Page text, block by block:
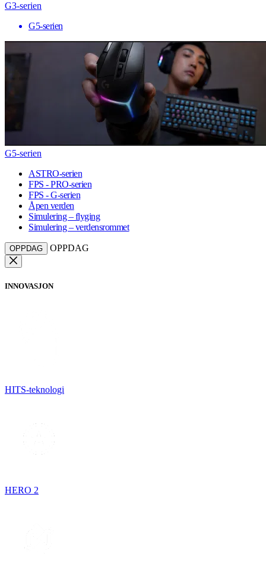
G3-serien
G5-serien
G5-serien
ASTRO-serien
FPS - PRO-serien
FPS - G-serien
Åpen verden
Simulering – flyging
Simulering – verdensrommet
OPPDAG OPPDAG
INNOVASJON
HITS-teknologi
HERO 2